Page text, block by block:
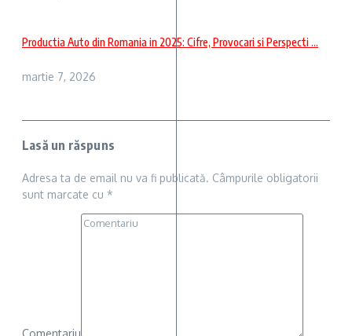
Productia Auto din Romania in 2025: Cifre, Provocari si Perspecti ...
martie 7, 2026
Lasă un răspuns
Adresa ta de email nu va fi publicată. Câmpurile obligatorii
sunt marcate cu *